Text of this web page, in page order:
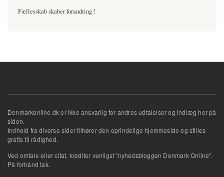
Fællesskab skaber forandring !
Denmarkonline.dk er ikke ansvarlig for andres udtalelser og indlæg her på
siden.
Indhold fra diverse sider tilhører den oprindelige hjemmeside og stilles
gratis til rådighed.
Ved omtale eller citat, krediter venligst "nyhedsbloggen Denmark Online".
På forhånd tak.